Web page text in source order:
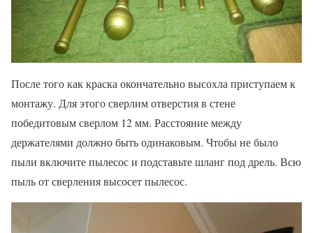
После того как краска окончательно высохла приступаем к
монтажу. Для этого сверлим отверстия в стене
победитовым сверлом 12 мм. Расстояние между
держателями должно быть одинаковым. Чтобы не было
пыли включите пылесос и подставьте шланг под дрель. Всю
пыль от сверления высосет пылесос.